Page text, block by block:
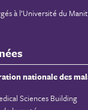
à l’Université du
nationale des
Sciences Building